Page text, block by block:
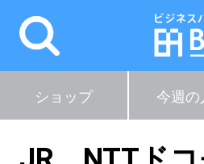
ショップ 今週の